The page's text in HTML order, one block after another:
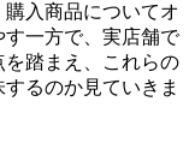
入商品についてオ
一方で、実店舗で
踏まえ、これらの
るのか見ていきま